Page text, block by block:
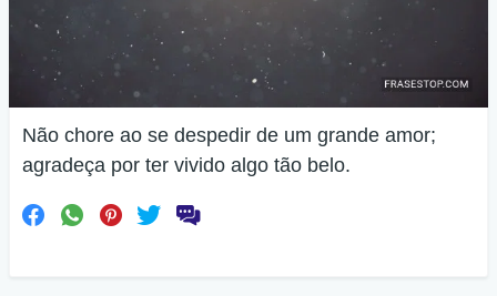
Não chore ao se despedir de um grande amor;
agradeça por ter vivido algo tão belo.